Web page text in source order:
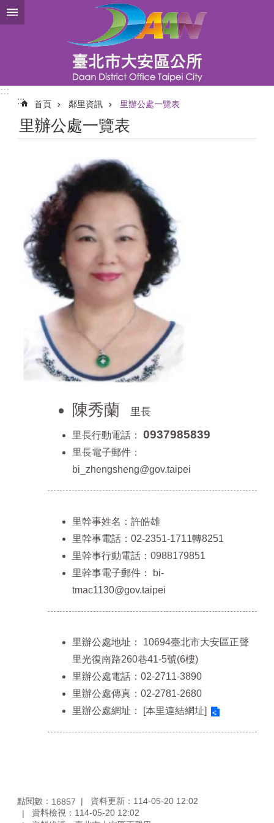
跳到主要內容區塊
:::
:::
首頁 鄰里資訊 里辦公處一覽表
里辦公處一覽表
陳秀蘭 里長
里長行動電話： 0937985839
里長電子郵件：
bi_zhengsheng@gov.taipei
里幹事姓名：許皓雄
里幹事電話：02-2351-1711轉8251
里幹事行動電話：0988179851
里幹事電子郵件：
bi-
tmac1130@gov.taipei
里辦公處地址： 10694臺北市大安區正聲
里光復南路260巷41-5號(6樓)
里辦公處電話：02-2711-3890
里辦公處傳真：02-2781-2680
里辦公處網址：
[本里連結網址]
點閱數： 16857
資料更新：114-05-20 12:02
資料檢視：114-05-20 12:02